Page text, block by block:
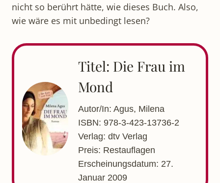
nicht so berührt hätte, wie dieses Buch. Also,
wie wäre es mit unbedingt lesen?
Titel: Die Frau im
Mond
Autor/In: Agus, Milena
ISBN: 978-3-423-13736-2
Verlag: dtv Verlag
Preis: Restauflagen
Erscheinungsdatum: 27.
Januar 2009